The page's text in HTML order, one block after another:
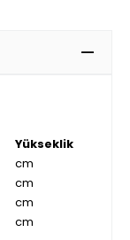
Yükseklik
cm
cm
cm
cm